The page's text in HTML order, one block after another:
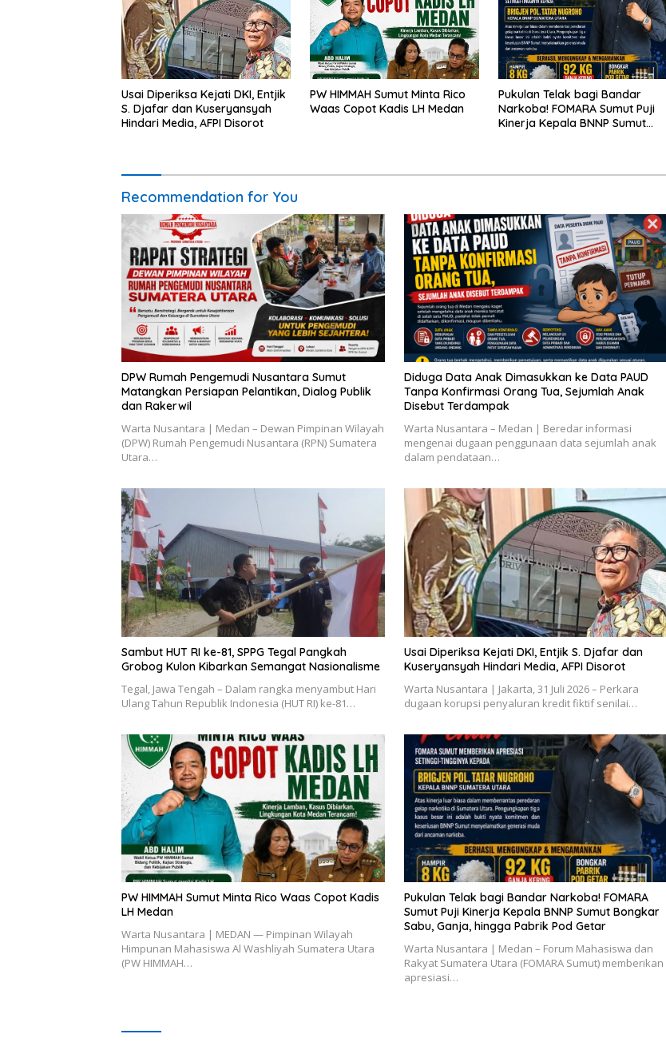
Usai Diperiksa Kejati DKI, Entjik
S. Djafar dan Kuseryansyah
Hindari Media, AFPI Disorot
PW HIMMAH Sumut Minta Rico
Waas Copot Kadis LH Medan
Pukulan Telak bagi Bandar
Narkoba! FOMARA Sumut Puji
Kinerja Kepala BNNP Sumut
Recommendation for You
DPW Rumah Pengemudi Nusantara Sumut
Matangkan Persiapan Pelantikan, Dialog Publik
dan Rakerwil
Warta Nusantara | Medan – Dewan Pimpinan Wilayah
(DPW) Rumah Pengemudi Nusantara (RPN) Sumatera
Utara…
Diduga Data Anak Dimasukkan ke Data PAUD
Tanpa Konfirmasi Orang Tua, Sejumlah Anak
Disebut Terdampak
Warta Nusantara – Medan | Beredar informasi
mengenai dugaan penggunaan data sejumlah anak
dalam pendataan…
Sambut HUT RI ke-81, SPPG Tegal Pangkah
Grobog Kulon Kibarkan Semangat Nasionalisme
Tegal, Jawa Tengah – Dalam rangka menyambut Hari
Ulang Tahun Republik Indonesia (HUT RI) ke-81…
Usai Diperiksa Kejati DKI, Entjik S. Djafar dan
Kuseryansyah Hindari Media, AFPI Disorot
Warta Nusantara | Jakarta, 31 Juli 2026 – Perkara
dugaan korupsi penyaluran kredit fiktif senilai…
PW HIMMAH Sumut Minta Rico Waas Copot Kadis
LH Medan
Warta Nusantara | MEDAN — Pimpinan Wilayah
Himpunan Mahasiswa Al Washliyah Sumatera Utara
(PW HIMMAH…
Pukulan Telak bagi Bandar Narkoba! FOMARA
Sumut Puji Kinerja Kepala BNNP Sumut Bongkar
Sabu, Ganja, hingga Pabrik Pod Getar
Warta Nusantara | Medan – Forum Mahasiswa dan
Rakyat Sumatera Utara (FOMARA Sumut) memberikan
apresiasi…